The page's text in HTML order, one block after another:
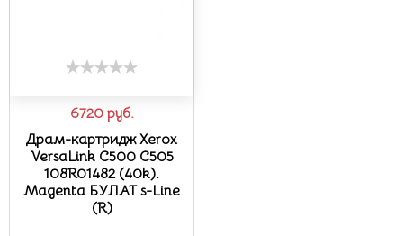
6720 руб.
Драм-картридж Xerox
VersaLink C500 C505
108R01482 (40k).
Magenta БУЛАТ s-Line
(R)